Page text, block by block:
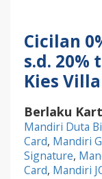
Cicilan
s.d. 20%
Kies Villa
Berlaku
Mandiri Duta
Card, Mandiri
Signature,
Card, Mandiri